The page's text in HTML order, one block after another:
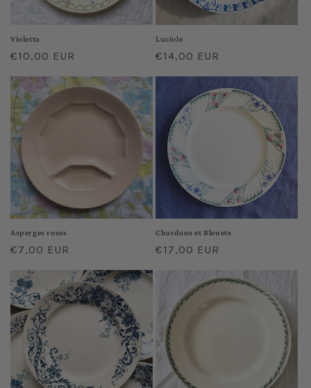
Violetta
Prix
€10,00 EUR
Luciole
Prix
€14,00 EUR
Asperges roses
Prix
€7,00 EUR
Chardons et Bleuets
Prix
€17,00 EUR